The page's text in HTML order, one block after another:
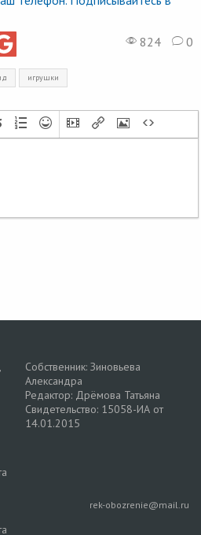
824
0
игрушки
Собственник: Зиновьева
Александра
Редактор: Дрёмова Татьяна
Свидетельство: 15058-ИА от
14.01.2015
rek-obozrenie@mail.ru